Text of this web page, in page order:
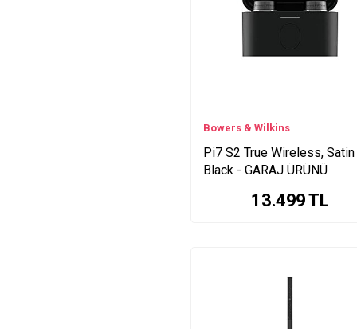
Bowers & Wilkins
Pi7 S2 True Wireless, Satin
Black - GARAJ ÜRÜNÜ
13.499TL